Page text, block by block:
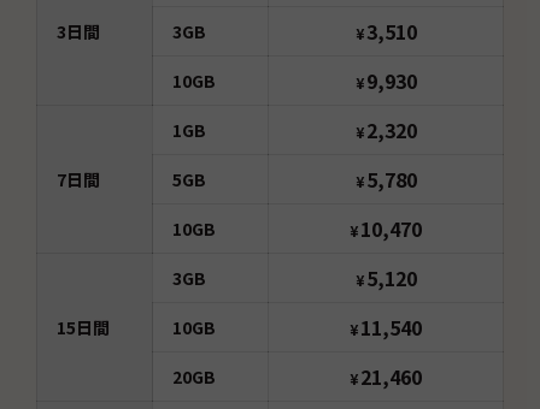
3日間 3GB ¥ 3,510
10GB ¥ 9,930
7日間
1GB ¥ 2,320
5GB ¥ 5,780
10GB ¥10,470
15日間
3GB ¥ 5,120
10GB ¥11,540
20GB ¥21,460